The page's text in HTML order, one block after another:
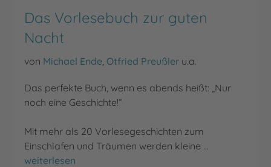
Das Vorlesebuch zur guten
Nacht
von Michael Ende Otfried Preußler u.a.
Das perfekte Buch, wenn es abends heißt: „Nur
noch eine Geschichte!“
Mit mehr als 20 Vorlesegeschichten zum
Einschlafen und Träumen werden kleine …
Das Vorlesebuch zur guten Nacht
weiterlesen